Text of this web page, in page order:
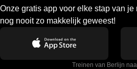
Onze gratis app voor elke stap van
nog nooit zo makkelijk geweest!
Treinen van Berlijn